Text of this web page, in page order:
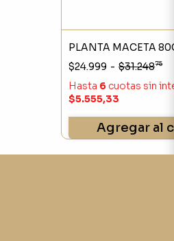
PLANTA MACETA
$24.999 - $31.24875
Hasta 6 cuotas sin
$5.555,33
Agregar al